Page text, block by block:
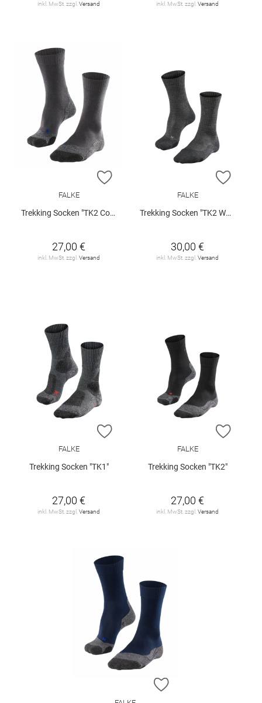
inkl. MwSt. zzgl. Versand inkl. MwSt. zzgl. Versand
ZUR WUNSCHLISTE HINZUFÜGEN
FALKE
Trekking Socken "TK2 Cool"
27,00 €
inkl. MwSt. zzgl. Versand
ZUR
FALKE
Trekking Socken "TK2 Wool"
30,00 €
inkl. MwSt. zzgl. Versand
ZUR WUNSCHLISTE HINZUFÜGEN
FALKE
Trekking Socken "TK1"
27,00 €
inkl. MwSt. zzgl. Versand
ZUR
FALKE
Trekking Socken "TK2"
27,00 €
inkl. MwSt. zzgl. Versand
ZUR WUNSCHLISTE